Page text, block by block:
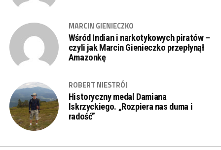
MARCIN GIENIECZKO
Wśród Indian i narkotykowych piratów –
czyli jak Marcin Gienieczko przepłynął
Amazonkę
ROBERT NIESTRÓJ
Historyczny medal Damiana
Iskrzyckiego. „Rozpiera nas duma i
radość”